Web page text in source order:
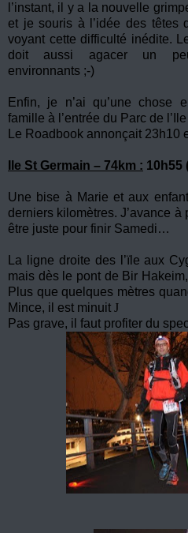
l’instant, il y a la nouvelle
et je souris à l’idée des têtes
voyant cette difficulté inédite.
doit aussi agacer un
environnants ;-)
Enfin, je n’ai qu’une chose
famille à l’entrée du Parc de
Le Roadbook annonçait
Ile St Germain – 74km : 10h55
Une bise à Marie et aux
derniers kilomètres. J’avance
être juste pour finir Samedi…
La ligne droite des l’ïle aux
mais dès le pont de Bir
Plus que quelques mètres
Mince, il est minuit J
Pas grave, il faut profiter du